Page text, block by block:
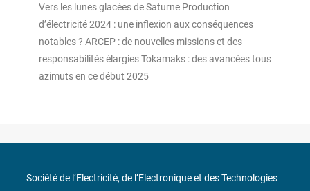
Vers les lunes glacées de Saturne Production
d’électricité 2024 : une inflexion aux conséquences
notables ? ARCEP : de nouvelles missions et des
responsabilités élargies Tokamaks : des avancées tous
azimuts en ce début 2025
Société de l’Electricité, de l’Electronique et des Technologies